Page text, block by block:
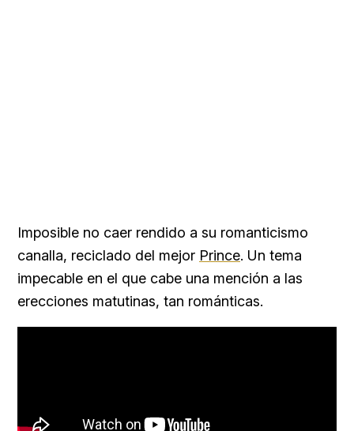
Imposible no caer rendido a su romanticismo
canalla, reciclado del mejor Prince. Un tema
impecable en el que cabe una mención a las
erecciones matutinas, tan románticas.